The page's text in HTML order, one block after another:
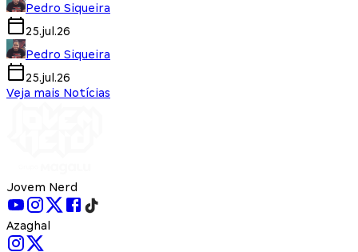
Pedro Siqueira
25.jul.26
Pedro Siqueira
25.jul.26
Veja mais Notícias
Jovem Nerd
Azaghal